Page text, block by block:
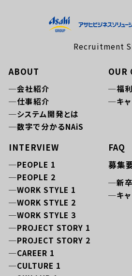
Recruitment
ABOUT
会社紹介
仕事紹介
システム開発とは
数字で分かるNAiS
OUR
福
キ
INTERVIEW
PEOPLE 1
PEOPLE 2
WORK STYLE 1
WORK STYLE 2
WORK STYLE 3
PROJECT STORY 1
PROJECT STORY 2
CAREER 1
CULTURE 1
FAQ
募集
新卒
キ